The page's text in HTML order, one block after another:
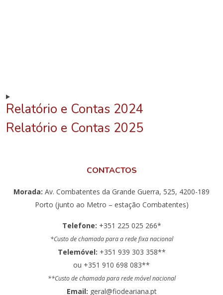
Relatório e Contas 2024
Relatório e Contas 2025
CONTACTOS
Morada: Av. Combatentes da Grande Guerra, 525, 4200-189
Porto (junto ao Metro – estação Combatentes)
Telefone: +351 225 025 266*
*Custo de chamada para a rede fixa nacional
Telemóvel: +351 939 303 358**
ou +351 910 698 083**
**Custo de chamada para rede móvel nacional
Email: geral@fiodeariana.pt